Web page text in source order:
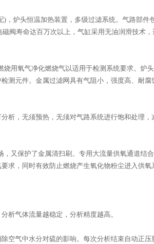
炉头恒温加热装置，多级过滤系统。气路部件
阀寿命达百万次以上，气缸采用无油润滑技术
氧气净化燃烧气以适用于检测系统要求。炉
测元件。金属过滤网具有气阻小，强度高、耐腐
，无须预热，无须对气路系统进行饱和处理，
又保护了金属清扫刷。专用大流量供氧通道结
求，同时有效防止燃烧产生氧化物粉尘进入供氧
气体流量越稳定，分析精度越高。
气中水分对硫的影响。每次分析结束自动正压